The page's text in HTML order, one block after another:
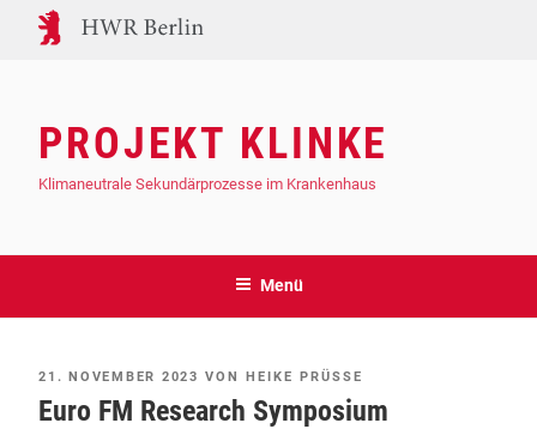
Inhalt
PROJEKT KLINKE
Klimaneutrale Sekundärprozesse im Krankenhaus
Menü
VERÖFFENTLICHT
AM
21. NOVEMBER 2023 VON HEIKE PRÜSSE
Euro FM Research Symposium